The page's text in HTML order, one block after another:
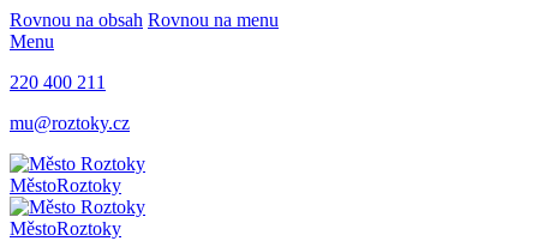
Rovnou na obsah Rovnou na menu
Menu
220 400 211
mu@roztoky.cz
MěstoRoztoky
MěstoRoztoky